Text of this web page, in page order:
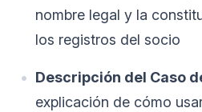
nombre legal y la
los registros del socio
Descripción del Caso
explicación de cómo